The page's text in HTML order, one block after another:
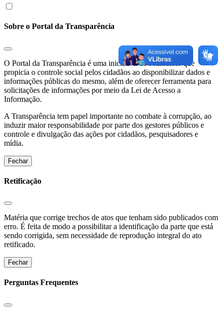
Sobre o Portal da Transparência
O Portal da Transparência é uma iniciativa do Municíoio que
propicia o controle social pelos cidadãos ao disponibilizar dados e
informações públicas do mesmo, além de oferecer ferramenta para
solicitações de informações por meio da Lei de Acesso a
Informação.
A Transparência tem papel importante no combate à corrupção, ao
induzir maior responsabilidade por parte dos gestores públicos e
controle e divulgação das ações por cidadãos, pesquisadores e
mídia.
Fechar
Retificação
Matéria que corrige trechos de atos que tenham sido publicados com
erro. É feita de modo a possibilitar a identificação da parte que está
sendo corrigida, sem necessidade de reprodução integral do ato
retificado.
Fechar
Perguntas Frequentes